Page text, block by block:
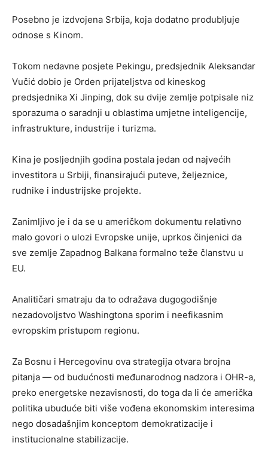
Posebno je izdvojena Srbija, koja dodatno produbljuje
odnose s Kinom.
Tokom nedavne posjete Pekingu, predsjednik Aleksandar
Vučić dobio je Orden prijateljstva od kineskog
predsjednika Xi Jinping, dok su dvije zemlje potpisale niz
sporazuma o saradnji u oblastima umjetne inteligencije,
infrastrukture, industrije i turizma.
Kina je posljednjih godina postala jedan od najvećih
investitora u Srbiji, finansirajući puteve, željeznice,
rudnike i industrijske projekte.
Zanimljivo je i da se u američkom dokumentu relativno
malo govori o ulozi Evropske unije, uprkos činjenici da
sve zemlje Zapadnog Balkana formalno teže članstvu u
EU.
Analitičari smatraju da to odražava dugogodišnje
nezadovoljstvo Washingtona sporim i neefikasnim
evropskim pristupom regionu.
Za Bosnu i Hercegovinu ova strategija otvara brojna
pitanja — od budućnosti međunarodnog nadzora i OHR-a,
preko energetske nezavisnosti, do toga da li će američka
politika ubuduće biti više vođena ekonomskim interesima
nego dosadašnjim konceptom demokratizacije i
institucionalne stabilizacije.